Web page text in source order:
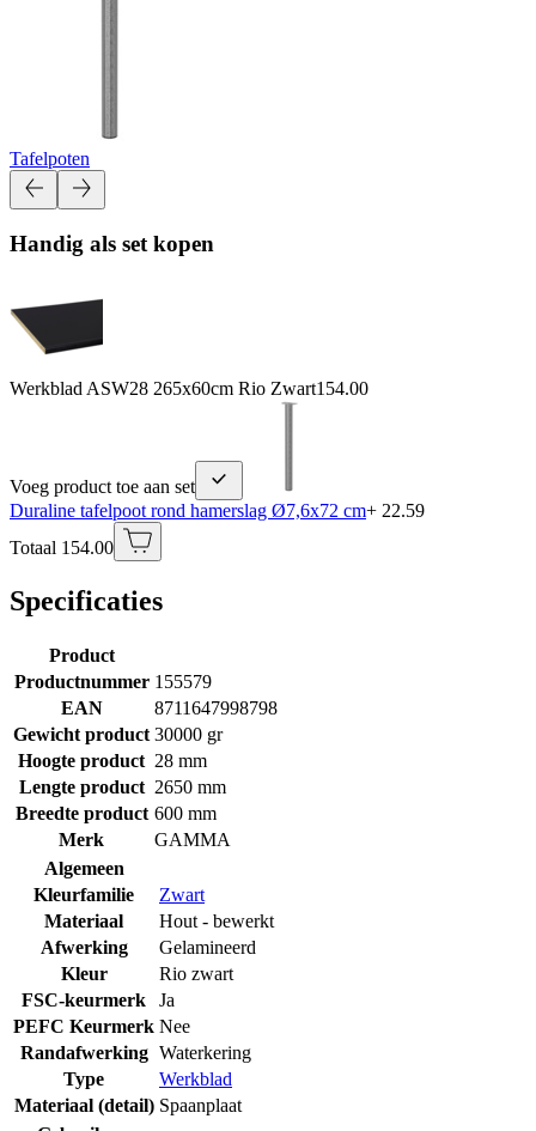
Tafelpoten
Handig als set kopen
Werkblad ASW28 265x60cm Rio Zwart154.00
Voeg product toe aan set
Duraline tafelpoot rond hamerslag Ø7,6x72 cm+ 22.59
Totaal 154.00
Specificaties
Product
Productnummer 155579
EAN
8711647998798
Gewicht product 30000 gr
Hoogte product 28 mm
Lengte product 2650 mm
Breedte product 600 mm
Merk
GAMMA
Algemeen
Kleurfamilie
Zwart
Materiaal
Hout - bewerkt
Afwerking
Gelamineerd
Kleur
Rio zwart
FSC-keurmerk
Ja
PEFC Keurmerk Nee
Randafwerking Waterkering
Type
Werkblad
Materiaal (detail) Spaanplaat